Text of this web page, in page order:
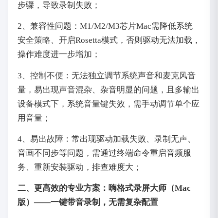
步骤，导致录制失败；
2、兼容性问题：M1/M2/M3芯片Mac需降低系统
安全策略、开启Rosetta模式，否则驱动无法加载，
操作难度进一步增加；
3、控制不便：无法独立调节系统声音和麦克风音
量，易出现声音混杂、杂音明显的问题，且多输出
设备模式下，系统音量键失效，需手动调节单个应
用音量；
4、易出故障：常出现驱动加载失败、录制无声、
音画不同步等问题，需通过终端命令重启音频服
务、重新安装驱动，排查难度大；
二、更高效的专业方案：嗨格式录屏大师（Mac
版）——一键带音录制，无需复杂配置